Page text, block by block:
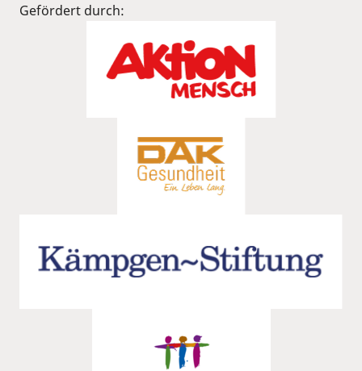
Gefördert durch: